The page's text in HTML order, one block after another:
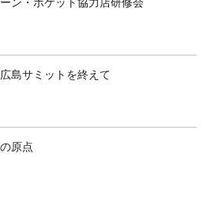
島サミットを終えて
原点